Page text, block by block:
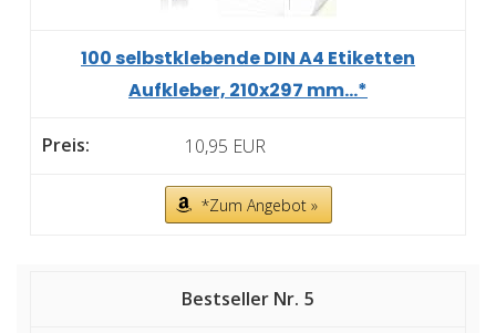
100 selbstklebende DIN A4 Etiketten
Aufkleber, 210x297 mm...*
10,95 EUR
*Zum Angebot »
5